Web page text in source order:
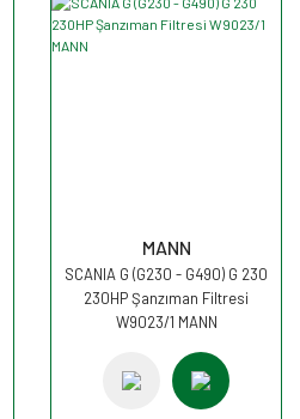
MANN
SCANIA G (G230 - G490) G 230
230HP Şanzıman Filtresi
W9023/1 MANN